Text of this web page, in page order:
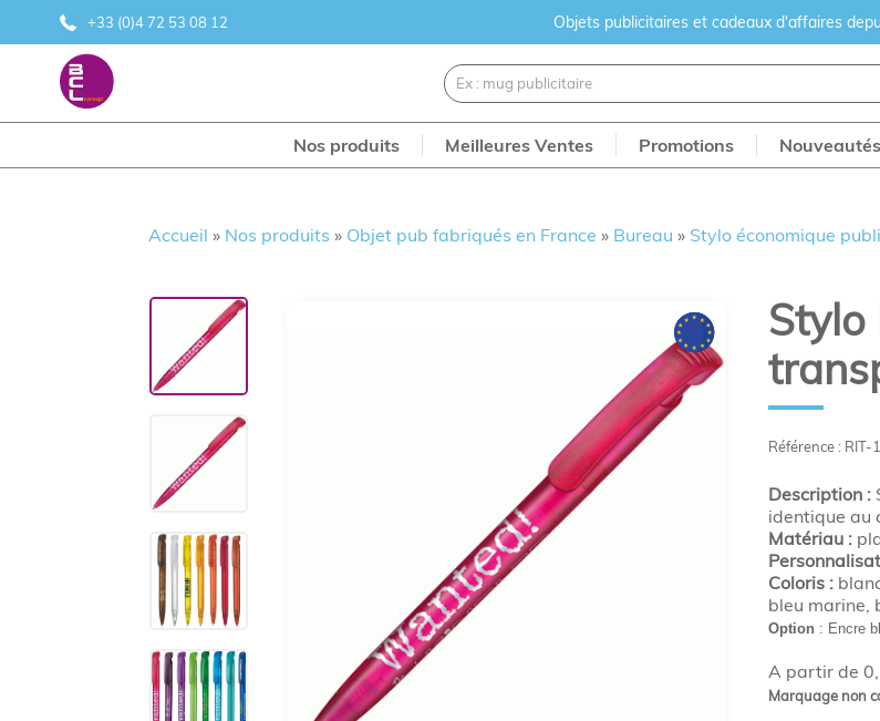
+33 (0)4 72 53 08 12 Objets publicitaires et cadeaux d'affaires
Nos produits Meilleures Ventes Promotions Nouveautés
Accueil » Nos produits » Objet pub fabriqués en France » Bureau » Stylo économique
Référence : RIT-
A partir de
Marquage non
Description :
identique au
Matériau :
Coloris :
bleu marine,
Option : Encre